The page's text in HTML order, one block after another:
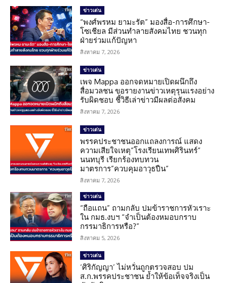
ข่าวเด่น
“พงศ์พรหม ยามะรัต” มองสื่อ-การศึกษา-
โซเชียล มีส่วนทำลายสังคมไทย ชวนทุก
ฝ่ายร่วมแก้ปัญหา
สิงหาคม 7, 2026
ข่าวเด่น
เพจ Mappa ออกจดหมายเปิดผนึกถึง
สื่อมวลชน ขอรายงานข่าวเหตุรุนแรงอย่าง
รับผิดชอบ ชี้วิธีเล่าข่าวมีผลต่อสังคม
สิงหาคม 7, 2026
ข่าวเด่น
พรรคประชาชนออกแถลงการณ์ แสดง
ความเสียใจเหตุ”โรงเรียนเทพศิรินทร์”
นนทบุรี เรียกร้องทบทวน
มาตรการ”ควบคุมอาวุธปืน”
สิงหาคม 7, 2026
ข่าวเด่น
“ถือแถน” ถามกลับ ปมข้าราชการหัวเราะ
ใน กมธ.งบฯ “จำเป็นต้องหมอบกราบ
กรรมาธิการหรือ?”
สิงหาคม 5, 2026
ข่าวเด่น
‘ศิริกัญญา’ ไม่หวั่นถูกตรวจสอบ ปม
ส.ก.พรรคประชาชน ย้ำให้ข้อเท็จจริงเป็น